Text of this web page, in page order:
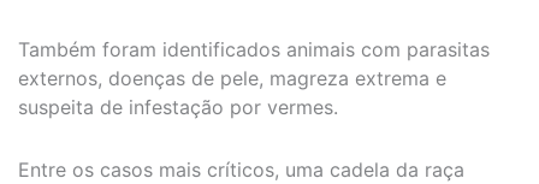
Também foram identificados animais com parasitas
externos, doenças de pele, magreza extrema e
suspeita de infestação por vermes.
Entre os casos mais críticos, uma cadela da raça